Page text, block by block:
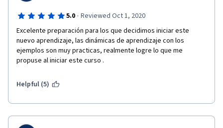
5.0 · Reviewed Oct 1, 2020
Excelente preparación para los que decidimos iniciar este
nuevo aprendizaje, las dinámicas de aprendizaje con los
ejemplos son muy practicas, realmente logre lo que me
propuse al iniciar este curso .
Helpful (5)